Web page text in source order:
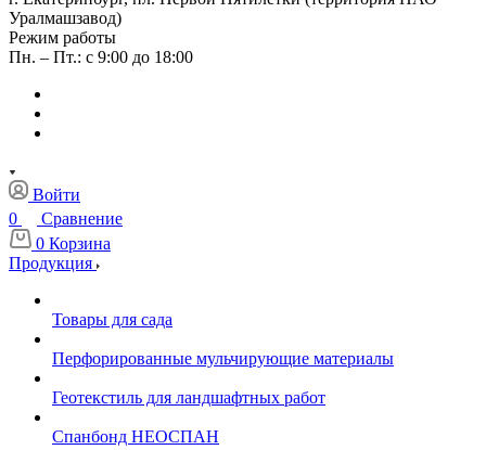
Уралмашзавод)
Режим работы
Пн. – Пт.: с 9:00 до 18:00
Войти
0
Сравнение
0 Корзина
Продукция
Товары для сада
Перфорированные мульчирующие материалы
Геотекстиль для ландшафтных работ
Спанбонд НЕОСПАН